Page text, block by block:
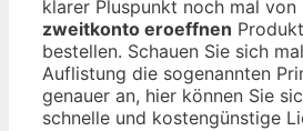
klarer Pluspunkt noch mal von
zweitkonto eroeffnen
bestellen. Schauen Sie sich
Auflistung die sogenannten
genauer an, hier können Sie
schnelle und kostengünstige